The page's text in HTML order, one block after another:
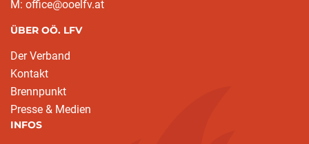
M: office@ooelfv.at
ÜBER OÖ. LFV
Der Verband
Kontakt
Brennpunkt
Presse & Medien
INFOS